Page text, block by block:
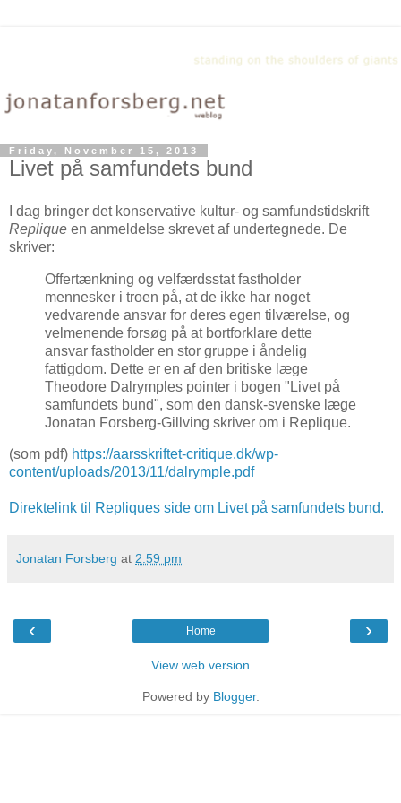
Friday, November 15, 2013
Livet på samfundets bund
I dag bringer det konservative kultur- og samfundstidskrift
Replique en anmeldelse skrevet af undertegnede. De
skriver:
Offertænkning og velfærdsstat fastholder
mennesker i troen på, at de ikke har noget
vedvarende ansvar for deres egen tilværelse, og
velmenende forsøg på at bortforklare dette
ansvar fastholder en stor gruppe i åndelig
fattigdom. Dette er en af den britiske læge
Theodore Dalrymples pointer i bogen "Livet på
samfundets bund", som den dansk-svenske læge
Jonatan Forsberg-Gillving skriver om i Replique.
(som pdf) https://aarsskriftet-critique.dk/wp-
content/uploads/2013/11/dalrymple.pdf
Direktelink til Repliques side om Livet på samfundets bund.
Jonatan Forsberg at 2:59 pm
‹ ›
Home
View web version
Powered by Blogger.